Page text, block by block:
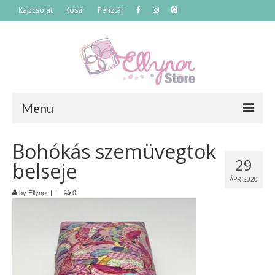
Kapcsolat Kosár Pénztár
Menu
Főoldal
Termékek
Szettek
Táskák
Neszeszerek
29
ÁPR 2020
Bohókás szemüvegtok
belseje
by Ellynor | | 0